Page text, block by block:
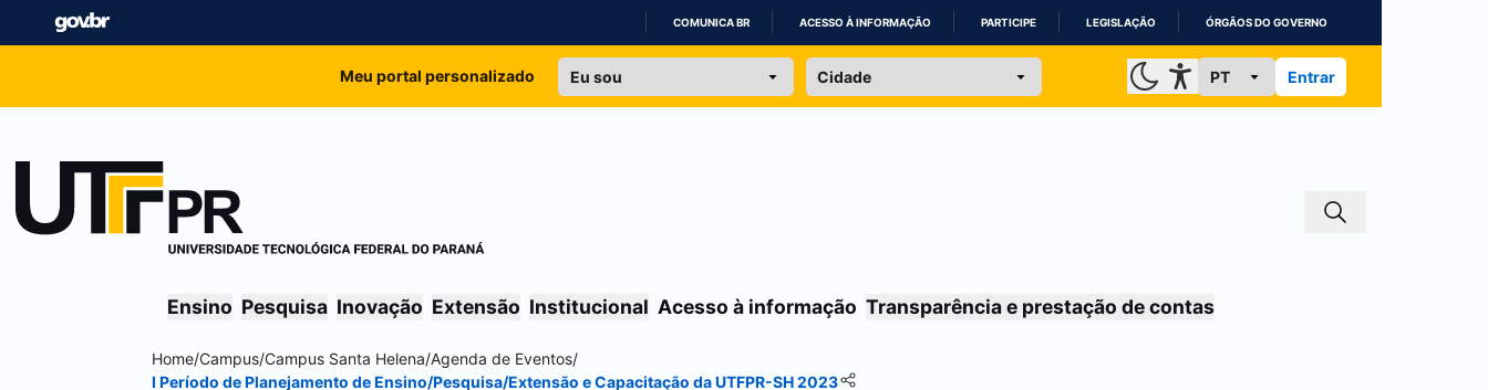
IR
COMUNICA BR ACESSO À INFORMAÇÃO PARTICIPE LEGISLAÇÃO ÓRGÃOS DO GOVERNO
Meu portal personalizado Entrar
Ensino Pesquisa Inovação Extensão Institucional Acesso à informação Transparência e prestação de contas
Home/Campus/Campus Santa Helena/Agenda de Eventos/
I Período de Planejamento de Ensino/Pesquisa/Extensão e Capacitação da UTFPR-SH 2023